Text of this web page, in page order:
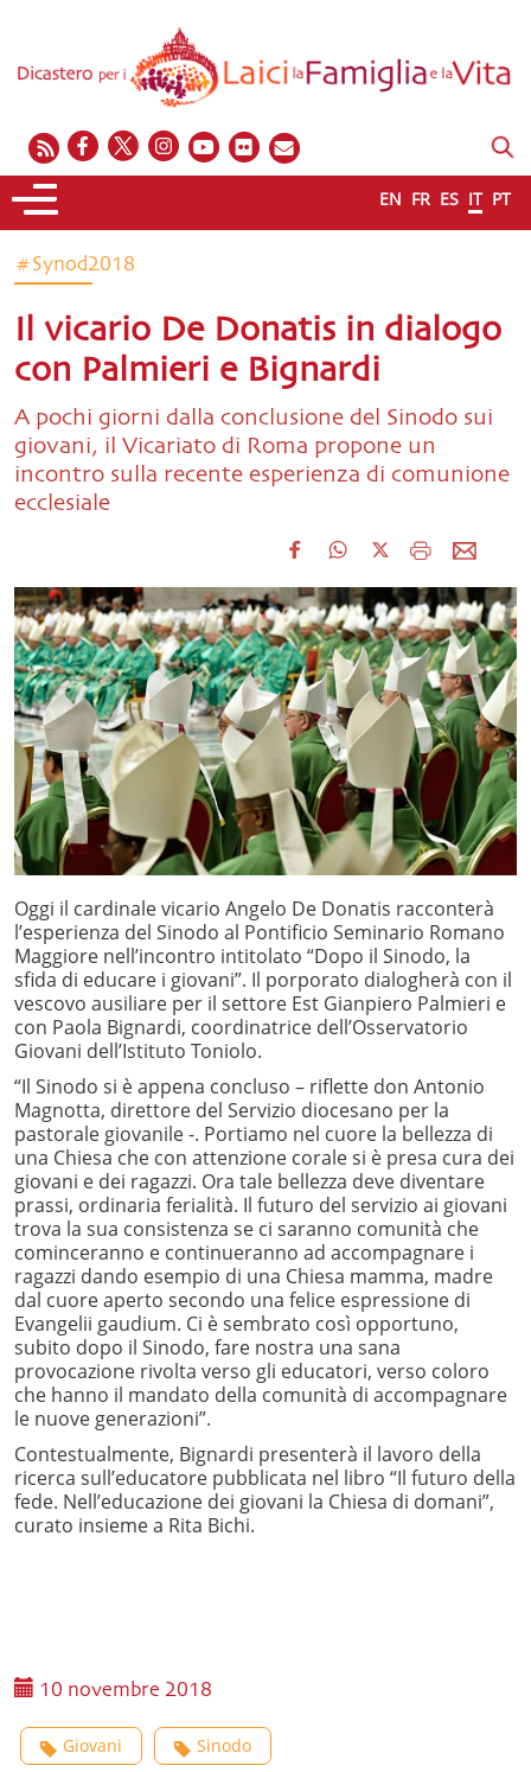
EN FR ES IT PT
#Synod2018
Il vicario De Donatis in dialogo
con Palmieri e Bignardi
A pochi giorni dalla conclusione del Sinodo sui
giovani, il Vicariato di Roma propone un
incontro sulla recente esperienza di comunione
ecclesiale
Oggi il cardinale vicario Angelo De Donatis racconterà
l’esperienza del Sinodo al Pontificio Seminario Romano
Maggiore nell’incontro intitolato “Dopo il Sinodo, la
sfida di educare i giovani”. Il porporato dialogherà con il
vescovo ausiliare per il settore Est Gianpiero Palmieri e
con Paola Bignardi, coordinatrice dell’Osservatorio
Giovani dell’Istituto Toniolo.
“Il Sinodo si è appena concluso – riflette don Antonio
Magnotta, direttore del Servizio diocesano per la
pastorale giovanile -. Portiamo nel cuore la bellezza di
una Chiesa che con attenzione corale si è presa cura dei
giovani e dei ragazzi. Ora tale bellezza deve diventare
prassi, ordinaria ferialità. Il futuro del servizio ai giovani
trova la sua consistenza se ci saranno comunità che
cominceranno e continueranno ad accompagnare i
ragazzi dando esempio di una Chiesa mamma, madre
dal cuore aperto secondo una felice espressione di
Evangelii gaudium. Ci è sembrato così opportuno,
subito dopo il Sinodo, fare nostra una sana
provocazione rivolta verso gli educatori, verso coloro
che hanno il mandato della comunità di accompagnare
le nuove generazioni”.
Contestualmente, Bignardi presenterà il lavoro della
ricerca sull’educatore pubblicata nel libro “Il futuro della
fede. Nell’educazione dei giovani la Chiesa di domani”,
curato insieme a Rita Bichi.
10 novembre 2018
Giovani Sinodo